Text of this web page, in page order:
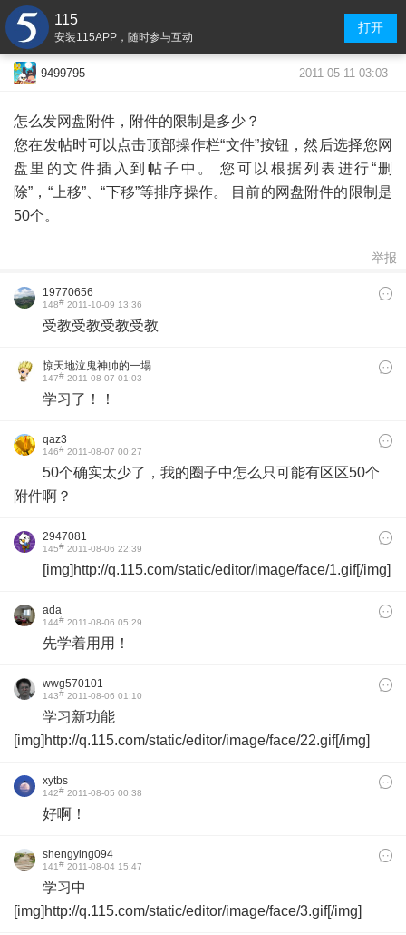
115
安装115APP，随时参与互动
打开
9499795 2011-05-11 03:03
怎么发网盘附件，附件的限制是多少？
您在发帖时可以点击顶部操作栏“文件”按钮，然后选择您网
盘里的文件插入到帖子中。 您可以根据列表进行“删
除”，“上移”、“下移”等排序操作。 目前的网盘附件的限制是
50个。
举报
19770656
148# 2011-10-09 13:36
受教受教受教受教
惊天地泣鬼神帅的一塌
糊涂的人唷
147# 2011-08-07 01:03
学习了！！
qaz3
146# 2011-08-07 00:27
50个确实太少了，我的圈子中怎么只可能有区区50个
附件啊？
2947081
145# 2011-08-06 22:39
[img]http://q.115.com/static/editor/image/face/1.gif[/img]
ada
144# 2011-08-06 05:29
先学着用用！
wwg570101
143# 2011-08-06 01:10
学习新功能
[img]http://q.115.com/static/editor/image/face/22.gif[/img]
xytbs
142# 2011-08-05 00:38
好啊！
shengying094
141# 2011-08-04 15:47
学习中
[img]http://q.115.com/static/editor/image/face/3.gif[/img]